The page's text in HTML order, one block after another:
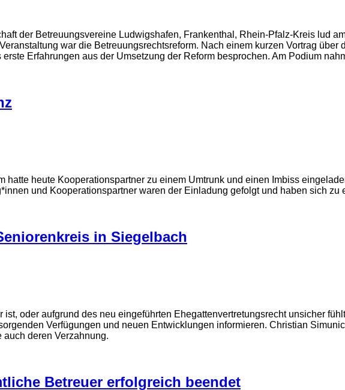
der Betreuungsvereine Ludwigshafen, Frankenthal, Rhein-Pfalz-Kreis lud
war die Betreuungsrechtsreform. Nach einem kurzen Vortrag
Erfahrungen aus der Umsetzung der Reform besprochen. Am Podium
hatte heute Kooperationspartner zu einem Umtrunk und einen Imbiss
und Kooperationspartner waren der Einladung gefolgt und haben sich zu
in Siegelbach
ist, oder aufgrund des neu eingeführten Ehegattenvertretungsrecht unsicher
Verfügungen und neuen Entwicklungen informieren. Christian
deren Verzahnung.
Betreuer erfolgreich beendet